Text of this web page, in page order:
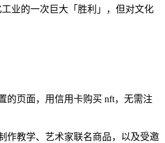
业的一次巨大「胜利」，但对文化
的页面，用信用卡购买 nft，无需注
作教学、艺术家联名商品，以及受邀